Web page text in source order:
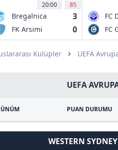
20:00 85
Bregalnica
Stip
3
FK Arsimi
0
FC
FC
Kulüpler UEFA
UEFA
PUAN DURUMU
WESTERN